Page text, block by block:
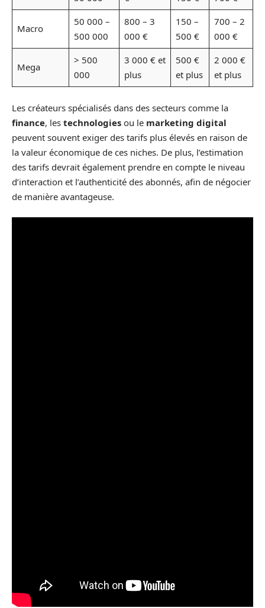
Macro
50 000 –
500 000
800 – 3
000 €
150 –
500 €
700 – 2
000 €
Mega
> 500
000
3 000 € et
plus
500 €
et plus
2 000 €
et plus
Les créateurs spécialisés dans des secteurs comme la
finance, les technologies ou le marketing digital
peuvent souvent exiger des tarifs plus élevés en raison de
la valeur économique de ces niches. De plus, l’estimation
des tarifs devrait également prendre en compte le niveau
d’interaction et l’authenticité des abonnés, afin de négocier
de manière avantageuse.